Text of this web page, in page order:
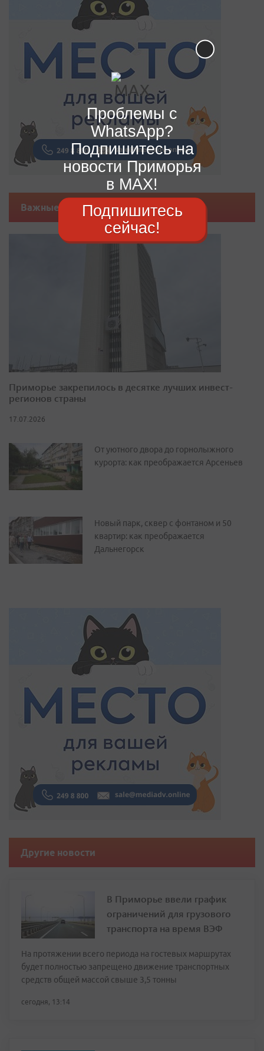
Важные новости
Приморье закрепилось в десятке лучших инвест-
регионов страны
17.07.2026
От уютного двора до горнолыжного
курорта: как преображается Арсеньев
Новый парк, сквер с фонтаном и 50
квартир: как преображается
Дальнегорск
Другие новости
В Приморье ввели график
ограничений для грузового
транспорта на время ВЭФ
На протяжении всего периода на гостевых маршрутах
будет полностью запрещено движение транспортных
средств общей массой свыше 3,5 тонны
сегодня, 13:14
Проблемы с
WhatsApp?
Подпишитесь на
новости Приморья
в MAX!
Подпишитесь
сейчас!